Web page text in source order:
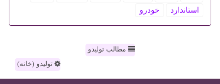
استاندارد
خودرو
مطالب تولیدو
تولیدو (خانه)